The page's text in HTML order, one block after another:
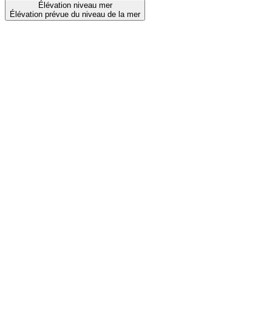
Élévation niveau mer
Élévation prévue du niveau de la mer